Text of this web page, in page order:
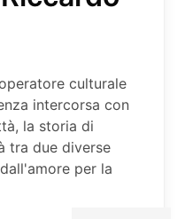
culturale
intercorsa con
la storia di
tra due diverse
per la